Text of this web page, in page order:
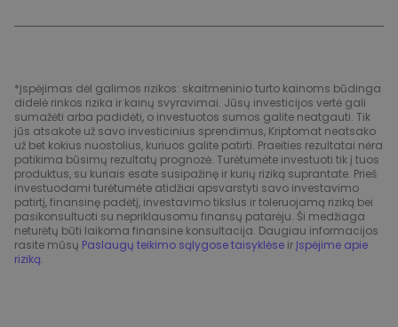
*Įspėjimas dėl galimos rizikos: skaitmeninio turto kainoms būdinga
didelė rinkos rizika ir kainų svyravimai. Jūsų investicijos vertė gali
sumažėti arba padidėti, o investuotos sumos galite neatgauti. Tik
jūs atsakote už savo investicinius sprendimus, Kriptomat neatsako
už bet kokius nuostolius, kuriuos galite patirti. Praeities rezultatai nėra
patikima būsimų rezultatų prognozė. Turėtumėte investuoti tik į tuos
produktus, su kuriais esate susipažinę ir kurių riziką suprantate. Prieš
investuodami turėtumėte atidžiai apsvarstyti savo investavimo
patirtį, finansinę padėtį, investavimo tikslus ir toleruojamą riziką bei
pasikonsultuoti su nepriklausomu finansų patarėju. Ši medžiaga
neturėtų būti laikoma finansine konsultacija. Daugiau informacijos
rasite mūsų Paslaugų teikimo sąlygose taisyklėse ir Įspėjime apie
riziką.